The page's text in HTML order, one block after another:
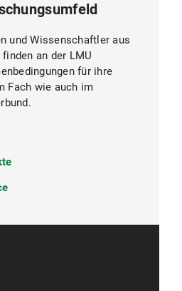
und Wissenschaftler aus
an der LMU
für ihre
Fach wie auch im